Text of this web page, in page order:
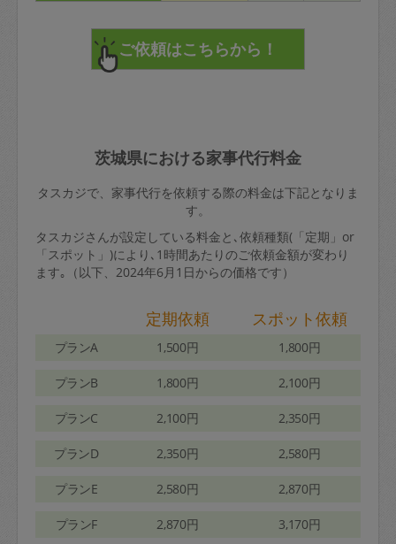
茨城県における家事代行料金
タスカジで、家事代行を依頼する際の料金は下記となりま
す。
タスカジさんが設定している料金と､依頼種類(「定期」or
「スポット」)により､1時間あたりのご依頼金額が変わり
ます｡（以下、2024年6月1日からの価格です）
定期依頼 スポット依頼
プランA 1,500円 1,800円
プランB 1,800円 2,100円
プランC 2,100円 2,350円
プランD 2,350円 2,580円
プランE 2,580円 2,870円
プランF 2,870円 3,170円